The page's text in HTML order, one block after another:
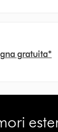
gratuita*